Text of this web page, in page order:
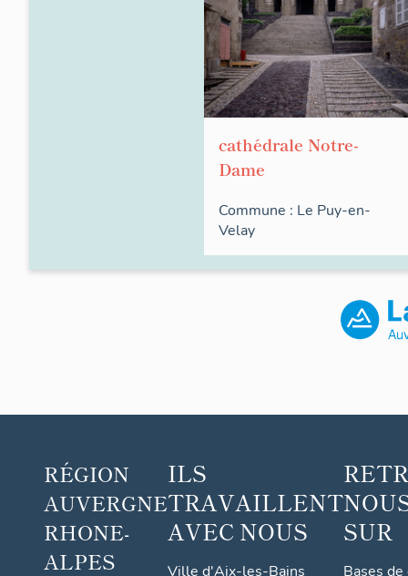
cathédrale Notre-
Dame
Commune : Le Puy-en-
Velay
RÉGION
AUVERGNE
RHONE-
ALPES
ILS
TRAVAILLENT
AVEC NOUS
Ville d'Aix-les-Bains
SUR
Bases